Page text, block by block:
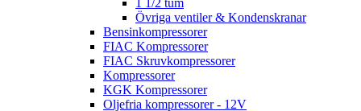
1 1/2 tum
Övriga ventiler & Kondenskranar
Bensinkompressorer
FIAC Kompressorer
FIAC Skruvkompressorer
Kompressorer
KGK Kompressorer
Oljefria kompressorer - 12V